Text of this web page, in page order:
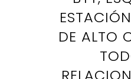
DE ALTO